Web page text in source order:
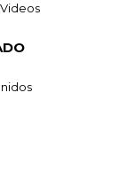
Videos